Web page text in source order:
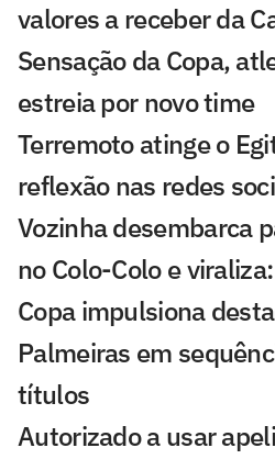
valores a receber da
Sensação da Copa,
estreia por novo time
Terremoto atinge o
reflexão nas redes
Vozinha desembarca
no Colo-Colo e
Copa impulsiona
Palmeiras em
títulos
Autorizado a usar